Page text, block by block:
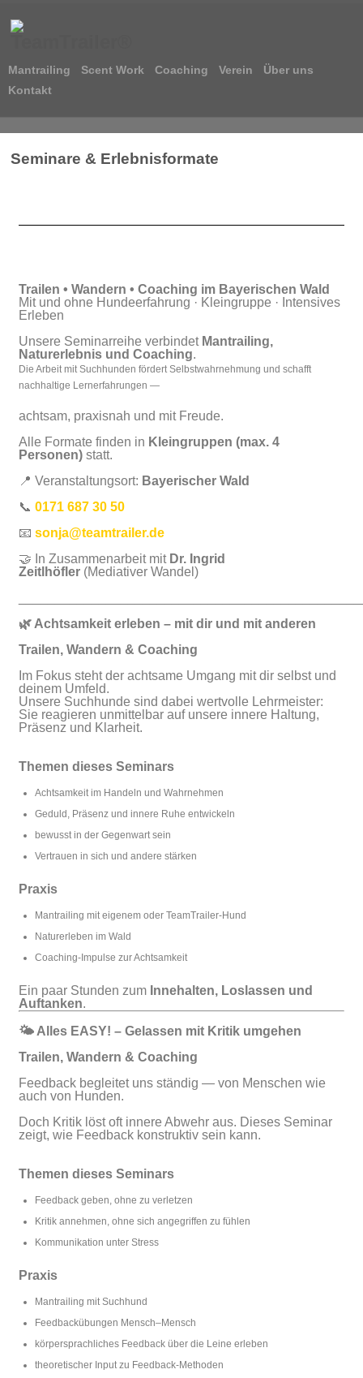
Mantrailing Scent Work Coaching Verein
Über uns
Kontakt
Seminare & Erlebnisformate
Trailen • Wandern • Coaching im Bayerischen Wald
Mit und ohne Hundeerfahrung · Kleingruppe · Intensives
Erleben
Unsere Seminarreihe verbindet Mantrailing,
Naturerlebnis und Coaching.
Die Arbeit mit Suchhunden fördert Selbstwahrnehmung und schafft
nachhaltige Lernerfahrungen —
achtsam, praxisnah und mit Freude.
Alle Formate finden in Kleingruppen (max. 4
Personen) statt.
📍 Veranstaltungsort: Bayerischer Wald
📞0171 687 30 50
📧sonja@teamtrailer.de
🤝 In Zusammenarbeit mit Dr. Ingrid
Zeitlhöfler (Mediativer Wandel)
🌿 Achtsamkeit erleben – mit dir und mit anderen
Trailen, Wandern & Coaching
Im Fokus steht der achtsame Umgang mit dir selbst und
deinem Umfeld.
Unsere Suchhunde sind dabei wertvolle Lehrmeister:
Sie reagieren unmittelbar auf unsere innere Haltung,
Präsenz und Klarheit.
Themen dieses Seminars
Achtsamkeit im Handeln und Wahrnehmen
Geduld, Präsenz und innere Ruhe entwickeln
bewusst in der Gegenwart sein
Vertrauen in sich und andere stärken
Praxis
Mantrailing mit eigenem oder TeamTrailer-Hund
Naturerleben im Wald
Coaching-Impulse zur Achtsamkeit
Ein paar Stunden zum Innehalten, Loslassen und
Auftanken.
🌤 Alles EASY! – Gelassen mit Kritik umgehen
Trailen, Wandern & Coaching
Feedback begleitet uns ständig — von Menschen wie
auch von Hunden.
Doch Kritik löst oft innere Abwehr aus. Dieses Seminar
zeigt, wie Feedback konstruktiv sein kann.
Themen dieses Seminars
Feedback geben, ohne zu verletzen
Kritik annehmen, ohne sich angegriffen zu fühlen
Kommunikation unter Stress
Praxis
Mantrailing mit Suchhund
Feedbackübungen Mensch–Mensch
körpersprachliches Feedback über die Leine erleben
theoretischer Input zu Feedback-Methoden